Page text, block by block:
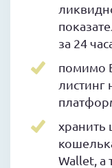
за 24
помимо
листинг
Wallet, а